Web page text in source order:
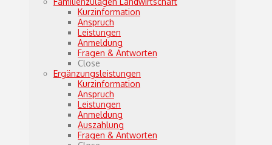
Kurzinformation
Anspruch
Leistungen
Anmeldung
Fragen & Antworten
Close
Ergänzungsleistungen
Kurzinformation
Anspruch
Leistungen
Anmeldung
Auszahlung
Fragen & Antworten